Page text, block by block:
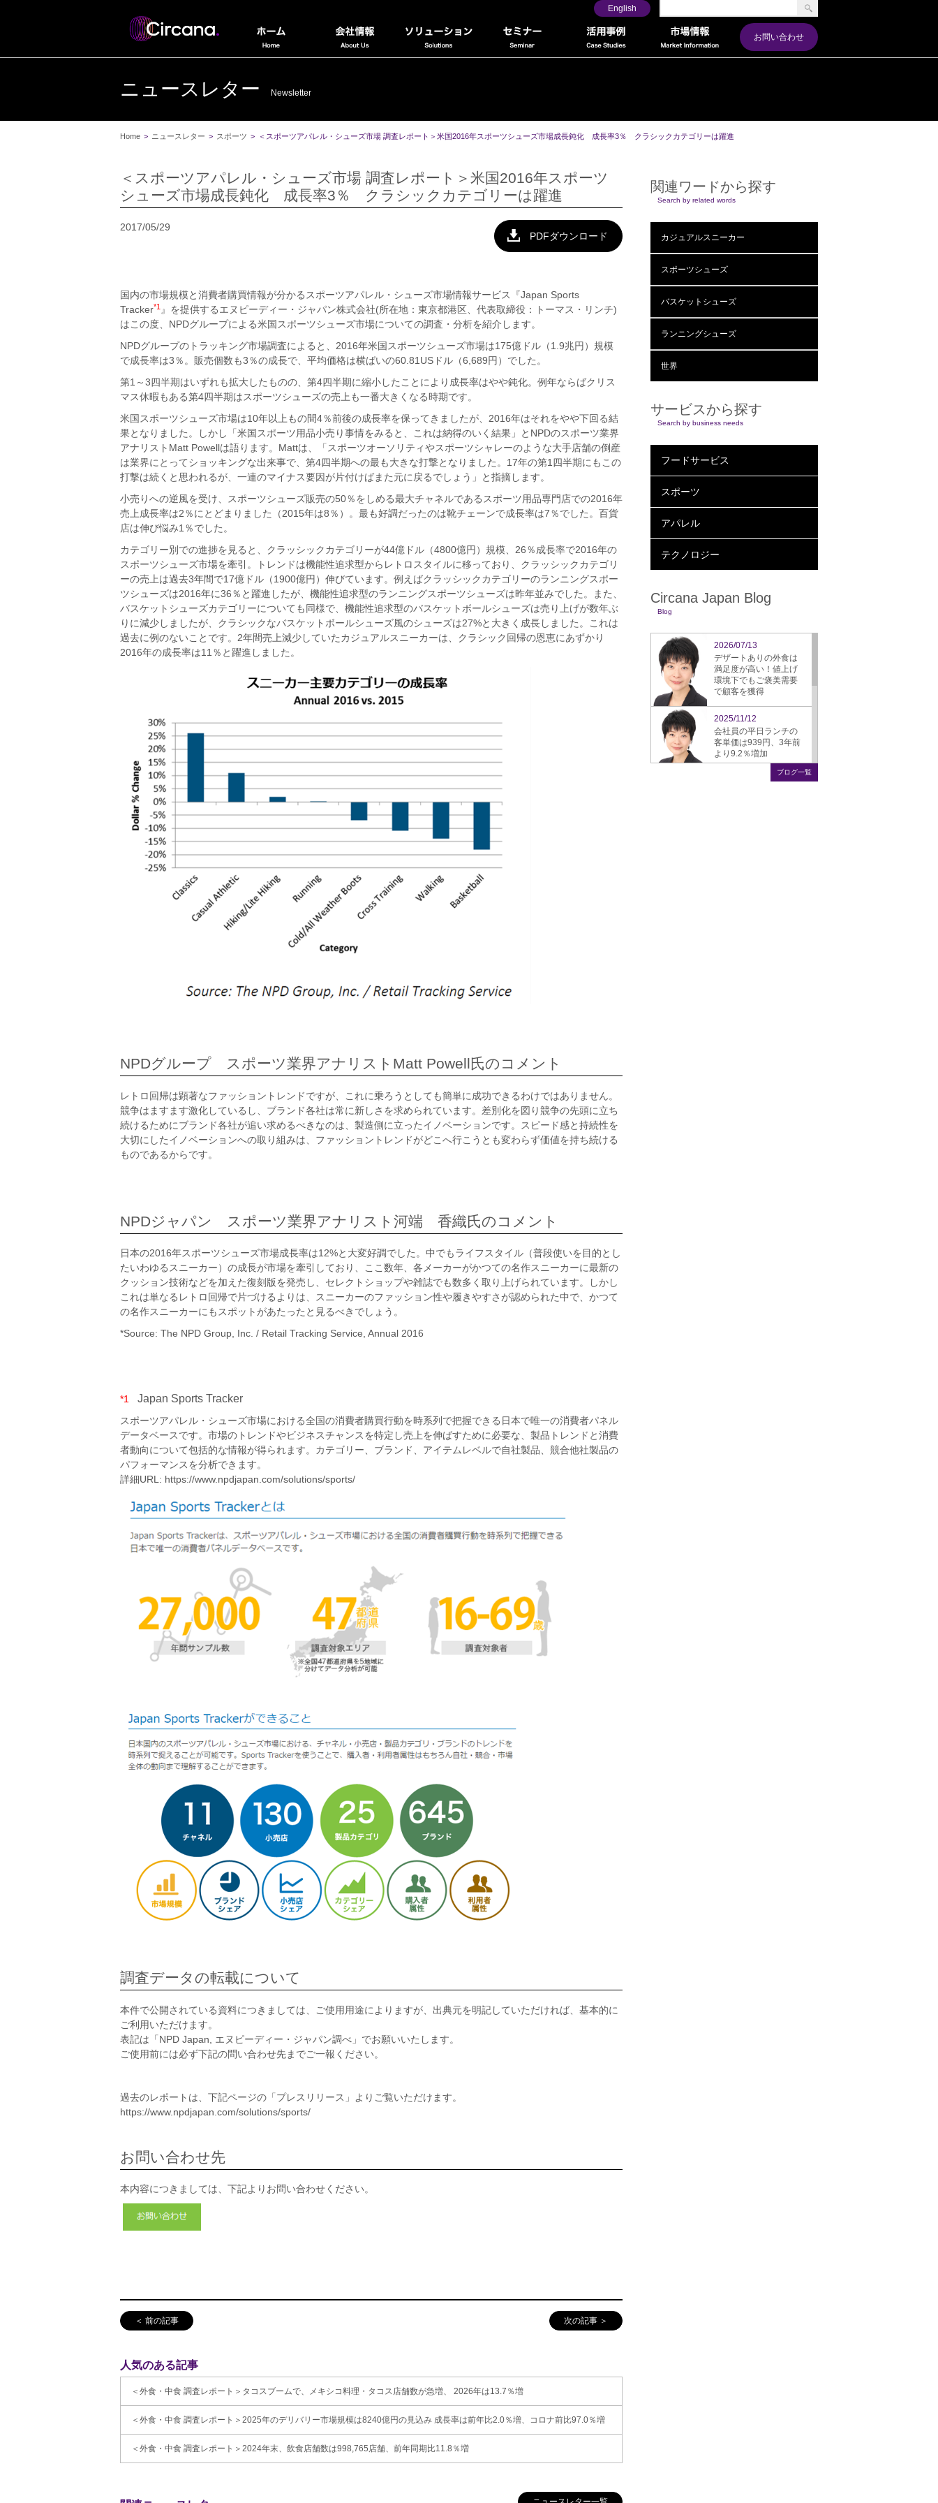
お問い合わせ
English
ニュースレター Newsletter
Home > ニュースレター > スポーツ > ＜スポーツアパレル・シューズ市場 調査レポート＞米国2016年スポーツシューズ市場成長鈍化 成長率3％ クラシックカテゴリーは躍進
＜スポーツアパレル・シューズ市場 調査レポート＞米国2016年スポーツ
シューズ市場成長鈍化 成長率3％ クラシックカテゴリーは躍進
2017/05/29
PDFダウンロード
国内の市場規模と消費者購買情報が分かるスポーツアパレル・シューズ市場情報サービス『Japan Sports
Tracker*1 』を提供するエヌピーディー・ジャパン株式会社(所在地：東京都港区、代表取締役：トーマス・リンチ)
はこの度、NPDグループによる米国スポーツシューズ市場についての調査・分析を紹介します。
NPDグループのトラッキング市場調査によると、2016年米国スポーツシューズ市場は175億ドル（1.9兆円）規模
で成長率は3％。販売個数も3％の成長で、平均価格は横ばいの60.81USドル（6,689円）でした。
第1～3四半期はいずれも拡大したものの、第4四半期に縮小したことにより成長率はやや鈍化。例年ならばクリス
マス休暇もある第4四半期はスポーツシューズの売上も一番大きくなる時期です。
米国スポーツシューズ市場は10年以上もの間4％前後の成長率を保ってきましたが、2016年はそれをやや下回る結
果となりました。しかし「米国スポーツ用品小売り事情をみると、これは納得のいく結果」とNPDのスポーツ業界
アナリストMatt Powellは語ります。Mattは、「スポーツオーソリティやスポーツシャレーのような大手店舗の倒産
は業界にとってショッキングな出来事で、第4四半期への最も大きな打撃となりました。17年の第1四半期にもこの
打撃は続くと思われるが、一連のマイナス要因が片付けばまた元に戻るでしょう」と指摘します。
小売りへの逆風を受け、スポーツシューズ販売の50％をしめる最大チャネルであるスポーツ用品専門店での2016年
売上成長率は2％にとどまりました（2015年は8％）。最も好調だったのは靴チェーンで成長率は7％でした。百貨
店は伸び悩み1％でした。
カテゴリー別での進捗を見ると、クラッシックカテゴリーが44億ドル（4800億円）規模、26％成長率で2016年の
スポーツシューズ市場を牽引。トレンドは機能性追求型からレトロスタイルに移っており、クラッシックカテゴリ
ーの売上は過去3年間で17億ドル（1900億円）伸びています。例えばクラッシックカテゴリーのランニングスポー
ツシューズは2016年に36％と躍進したが、機能性追求型のランニングスポーツシューズは昨年並みでした。また、
バスケットシューズカテゴリーについても同様で、機能性追求型のバスケットボールシューズは売り上げが数年ぶ
りに減少しましたが、クラシックなバスケットボールシューズ風のシューズは27%と大きく成長しました。これは
過去に例のないことです。2年間売上減少していたカジュアルスニーカーは、クラシック回帰の恩恵にあずかり
2016年の成長率は11％と躍進しました。
NPDグループ スポーツ業界アナリストMatt Powell氏のコメント
レトロ回帰は顕著なファッショントレンドですが、これに乗ろうとしても簡単に成功できるわけではありません。
競争はますます激化しているし、ブランド各社は常に新しさを求められています。差別化を図り競争の先頭に立ち
続けるためにブランド各社が追い求めるべきなのは、製造側に立ったイノベーションです。スピード感と持続性を
大切にしたイノベーションへの取り組みは、ファッショントレンドがどこへ行こうとも変わらず価値を持ち続ける
ものであるからです。
NPDジャパン スポーツ業界アナリスト河端 香織氏のコメント
日本の2016年スポーツシューズ市場成長率は12%と大変好調でした。中でもライフスタイル（普段使いを目的とし
たいわゆるスニーカー）の成長が市場を牽引しており、ここ数年、各メーカーがかつての名作スニーカーに最新の
クッション技術などを加えた復刻版を発売し、セレクトショップや雑誌でも数多く取り上げられています。しかし
これは単なるレトロ回帰で片づけるよりは、スニーカーのファッション性や履きやすさが認められた中で、かつて
の名作スニーカーにもスポットがあたったと見るべきでしょう。
*Source: The NPD Group, Inc. / Retail Tracking Service, Annual 2016
*1 Japan Sports Tracker
スポーツアパレル・シューズ市場における全国の消費者購買行動を時系列で把握できる日本で唯一の消費者パネル
データベースです。市場のトレンドやビジネスチャンスを特定し売上を伸ばすために必要な、製品トレンドと消費
者動向について包括的な情報が得られます。カテゴリー、ブランド、アイテムレベルで自社製品、競合他社製品の
パフォーマンスを分析できます。
詳細URL: https://www.npdjapan.com/solutions/sports/
調査データの転載について
本件で公開されている資料につきましては、ご使用用途によりますが、出典元を明記していただければ、基本的に
ご利用いただけます。
表記は「NPD Japan, エヌピーディー・ジャパン調べ」でお願いいたします。
ご使用前には必ず下記の問い合わせ先までご一報ください。
過去のレポートは、下記ページの「プレスリリース」よりご覧いただけます。
https://www.npdjapan.com/solutions/sports/
お問い合わせ先
本内容につきましては、下記よりお問い合わせください。
＜ 前の記事 次の記事 ＞
人気のある記事
＜外食・中食 調査レポート＞タコスブームで、メキシコ料理・タコス店舗数が急増、 2026年は13.7％増
＜外食・中食 調査レポート＞2025年のデリバリー市場規模は8240億円の見込み 成長率は前年比2.0％増、コロナ前比97.0％増
＜外食・中食 調査レポート＞2024年末、飲食店舗数は998,765店舗、前年同期比11.8％増
関連ワードから探す
Search by related words
カジュアルスニーカー
スポーツシューズ
バスケットシューズ
ランニングシューズ
世界
サービスから探す
Search by business needs
フードサービス
スポーツ
アパレル
テクノロジー
Circana Japan Blog
Blog
2026/07/13
デザートありの外食は
満足度が高い！値上げ
環境下でもご褒美需要
で顧客を獲得
2025/11/12
会社員の平日ランチの
客単価は939円、3年前
より9.2％増加
ブログ一覧